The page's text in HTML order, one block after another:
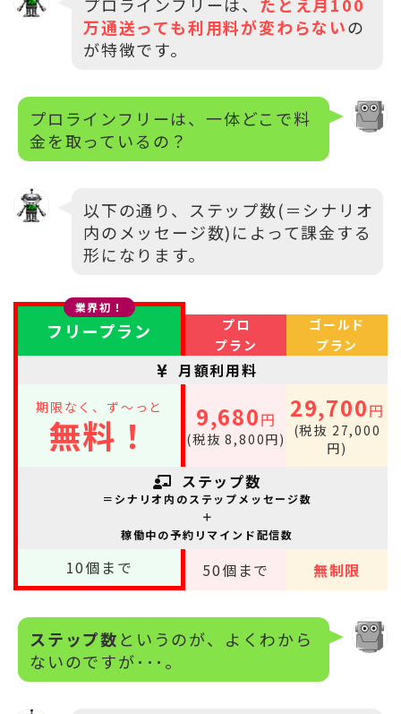
万通送っても利用料が変わらないの
が特徴です。
プロラインフリーは、一体どこで料
金を取っているの？
以下の通り、ステップ数(＝シナリオ
内のメッセージ数)によって課金する
形になります。
業界初！
フリープラン
プロ
プラン
ゴールド
プラン
月額利用料
期限なく、ず～っと
無料！ 9,680円
(税抜 8,800円)
29,700円
(税抜 27,000
円)
ステップ数
＝シナリオ内のステップメッセージ数
＋
稼働中の予約リマインド配信数
10個まで 50個まで 無制限
ステップ数というのが、よくわから
ないのですが･･･。